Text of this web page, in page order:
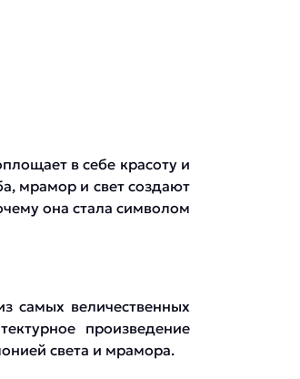
в себе красоту и
мрамор и свет создают
она стала символом
самых величественных
произведение
света и мрамора.